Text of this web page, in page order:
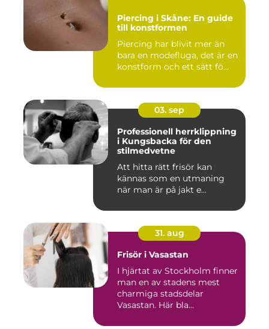
Piercing i Skåne: En guide
till konstformen
Piercing har blivit mer än
bara en modefluga, det är en
konstform och ett sätt fö...
03. sep
Professionell herrklippning
i Kungsbacka för den
stilmedvetne
Att hitta rätt frisör kan
kännas som en utmaning
när man är på jakt e...
31. aug
Frisör i Vasastan
I hjärtat av Stockholm finner
man en av stadens mest
charmiga stadsdelar
Vasastan. Här bla...